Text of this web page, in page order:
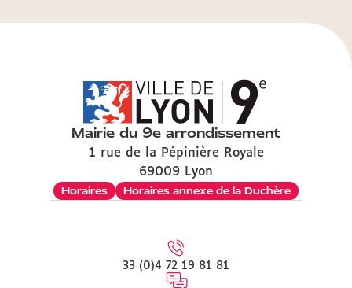
Mairie du 9e arrondissement
1 rue de la Pépinière Royale
69009 Lyon
Horaires
Horaires annexe de la Duchère
33 (0)4 72 19 81 81